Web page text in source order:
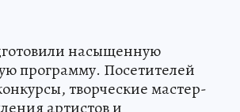
насыщенную
программу. Посетителей
творческие мастер-
артистов и